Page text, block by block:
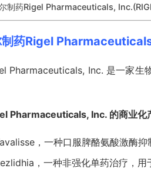
制药Rigel Pharmaceuticals,
制药Rigel
Pharmaceuticals, Inc. 是一家生
Pharmaceuticals, Inc. 的商业化
，一种口服脾酪氨酸激酶抑
，一种非强化单药治疗，